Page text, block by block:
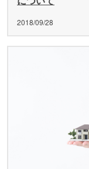
2018/09/28